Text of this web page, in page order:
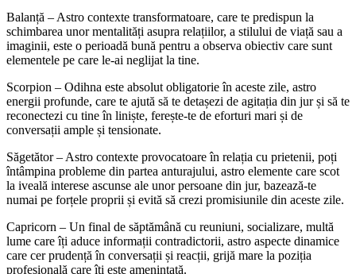
Balanță – Astro contexte transformatoare, care te predispun la
schimbarea unor mentalități asupra relațiilor, a stilului de viață sau a
imaginii, este o perioadă bună pentru a observa obiectiv care sunt
elementele pe care le-ai neglijat la tine.
Scorpion – Odihna este absolut obligatorie în aceste zile, astro
energii profunde, care te ajută să te detașezi de agitația din jur și să te
reconectezi cu tine în liniște, ferește-te de eforturi mari și de
conversații ample și tensionate.
Săgetător – Astro contexte provocatoare în relația cu prietenii, poți
întâmpina probleme din partea anturajului, astro elemente care scot
la iveală interese ascunse ale unor persoane din jur, bazează-te
numai pe forțele proprii și evită să crezi promisiunile din aceste zile.
Capricorn – Un final de săptămână cu reuniuni, socializare, multă
lume care îți aduce informații contradictorii, astro aspecte dinamice
care cer prudență în conversații și reacții, grijă mare la poziția
profesională care îți este amenințată.